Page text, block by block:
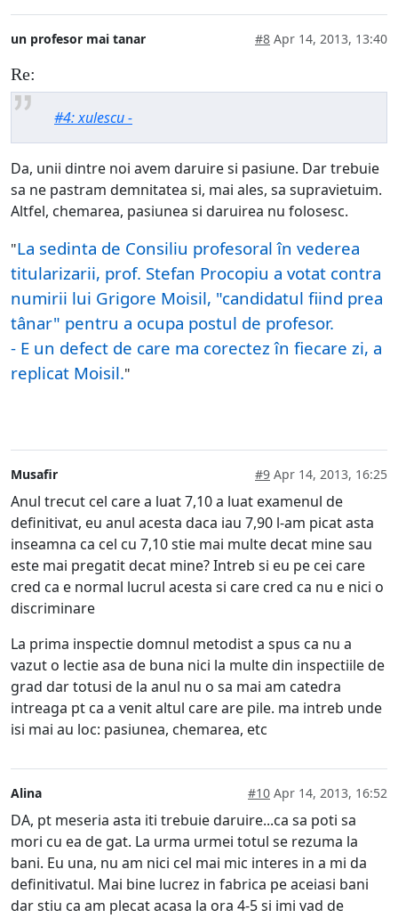
un profesor mai tanar #8 Apr 14, 2013, 13:40
Re:
#4: xulescu -
Da, unii dintre noi avem daruire si pasiune. Dar trebuie
sa ne pastram demnitatea si, mai ales, sa supravietuim.
Altfel, chemarea, pasiunea si daruirea nu folosesc.
"La sedinta de Consiliu profesoral în vederea
titularizarii, prof. Stefan Procopiu a votat contra
numirii lui Grigore Moisil, "candidatul fiind prea
tânar" pentru a ocupa postul de profesor.
- E un defect de care ma corectez în fiecare zi, a
replicat Moisil."
Musafir #9 Apr 14, 2013, 16:25
Anul trecut cel care a luat 7,10 a luat examenul de
definitivat, eu anul acesta daca iau 7,90 l-am picat asta
inseamna ca cel cu 7,10 stie mai multe decat mine sau
este mai pregatit decat mine? Intreb si eu pe cei care
cred ca e normal lucrul acesta si care cred ca nu e nici o
discriminare
La prima inspectie domnul metodist a spus ca nu a
vazut o lectie asa de buna nici la multe din inspectiile de
grad dar totusi de la anul nu o sa mai am catedra
intreaga pt ca a venit altul care are pile. ma intreb unde
isi mai au loc: pasiunea, chemarea, etc
Alina #10 Apr 14, 2013, 16:52
DA, pt meseria asta iti trebuie daruire...ca sa poti sa
mori cu ea de gat. La urma urmei totul se rezuma la
bani. Eu una, nu am nici cel mai mic interes in a mi da
definitivatul. Mai bine lucrez in fabrica pe aceiasi bani
dar stiu ca am plecat acasa la ora 4-5 si imi vad de